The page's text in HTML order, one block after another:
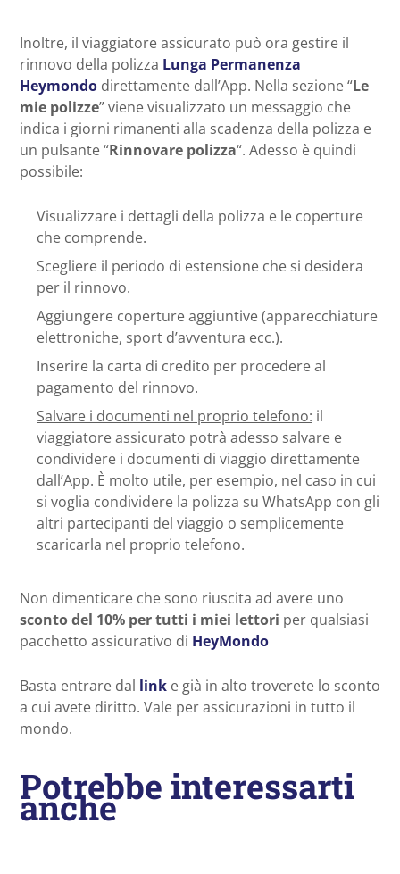
Inoltre, il viaggiatore assicurato può ora gestire il
rinnovo della polizza Lunga Permanenza
Heymondo direttamente dall’App. Nella sezione “Le
mie polizze” viene visualizzato un messaggio che
indica i giorni rimanenti alla scadenza della polizza e
un pulsante “Rinnovare polizza“. Adesso è quindi
possibile:
Visualizzare i dettagli della polizza e le coperture
che comprende.
Scegliere il periodo di estensione che si desidera
per il rinnovo.
Aggiungere coperture aggiuntive (apparecchiature
elettroniche, sport d’avventura ecc.).
Inserire la carta di credito per procedere al
pagamento del rinnovo.
Salvare i documenti nel proprio telefono: il
viaggiatore assicurato potrà adesso salvare e
condividere i documenti di viaggio direttamente
dall’App. È molto utile, per esempio, nel caso in cui
si voglia condividere la polizza su WhatsApp con gli
altri partecipanti del viaggio o semplicemente
scaricarla nel proprio telefono.
Non dimenticare che sono riuscita ad avere uno
sconto del 10% per tutti i miei lettori per qualsiasi
pacchetto assicurativo di HeyMondo
Basta entrare dal link e già in alto troverete lo sconto
a cui avete diritto. Vale per assicurazioni in tutto il
mondo.
Potrebbe interessarti
anche